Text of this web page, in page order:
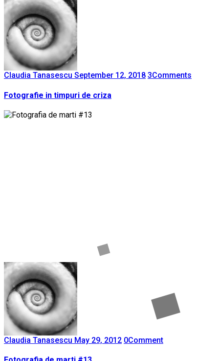
Claudia Tanasescu September 12, 2018 3Comments
Fotografie in timpuri de criza
Claudia Tanasescu May 29, 2012 0Comment